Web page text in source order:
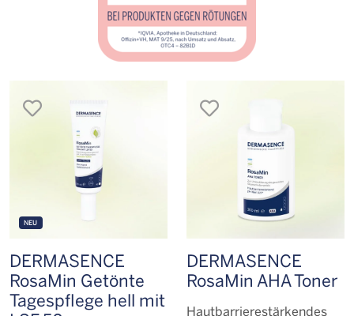
merken
NEU
DERMASENCE
RosaMin Getönte
Tagespflege hell mit
merken
DERMASENCE
RosaMin AHA Toner
Hautbarriere­stärkendes